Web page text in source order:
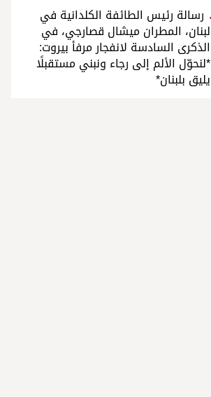
رسالة رئيس الطائفة الكلدانية في
لبنان، المطران ميشال قصارجي، في
الذكرى السادسة لانفجار مرفأ بيروت:
*لنحوّل الألم إلى رجاء ونبني مستقبلًا
يليق بلبنان*